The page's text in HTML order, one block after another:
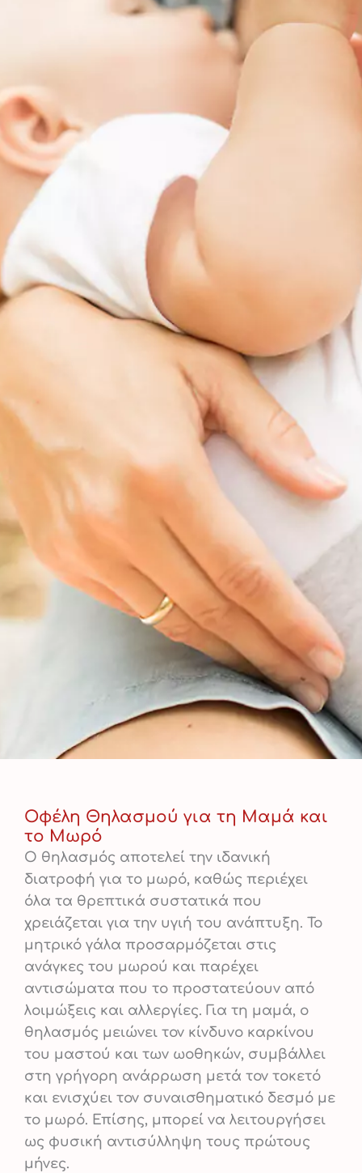
Οφέλη Θηλασμού για τη Μαμά και
το Μωρό
Ο θηλασμός αποτελεί την ιδανική
διατροφή για το μωρό, καθώς περιέχει
όλα τα θρεπτικά συστατικά που
χρειάζεται για την υγιή του ανάπτυξη. Το
μητρικό γάλα προσαρμόζεται στις
ανάγκες του μωρού και παρέχει
αντισώματα που το προστατεύουν από
λοιμώξεις και αλλεργίες. Για τη μαμά, ο
θηλασμός μειώνει τον κίνδυνο καρκίνου
του μαστού και των ωοθηκών, συμβάλλει
στη γρήγορη ανάρρωση μετά τον τοκετό
και ενισχύει τον συναισθηματικό δεσμό με
το μωρό. Επίσης, μπορεί να λειτουργήσει
ως φυσική αντισύλληψη τους πρώτους
μήνες.